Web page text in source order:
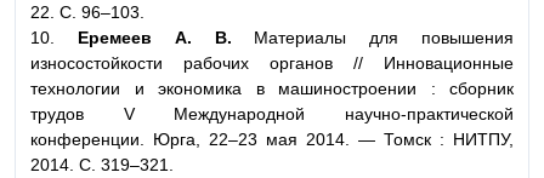
22. С. 96–103.
10. Еремеев А. В. Материалы для повышения
износостойкости рабочих органов // Инновационные
технологии и экономика в машиностроении : сборник
трудов V Международной научно-практической
конференции. Юрга, 22–23 мая 2014. — Томск : НИТПУ,
2014. С. 319–321.